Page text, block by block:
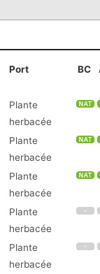
Port BC
Plante
herbacée
Plante
herbacée
Plante
herbacée
Plante
herbacée
Plante
herbacée